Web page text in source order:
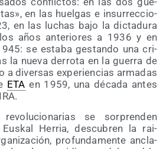
en las huel­gas e insu­rrec­cio­
en las luchas bajo la dic­ta­du­ra
años ante­rio­res a 1936 y en
se esta­ba ges­tan­do una cri­
la nue­va derro­ta en la gue­rra de
a diver­sas expe­rien­cias arma­das
ETA en 1959, una déca­da antes
se sor­pren­den
Eus­kal Herria, des­cu­bren la rai­
pro­fun­da­men­te ancla­